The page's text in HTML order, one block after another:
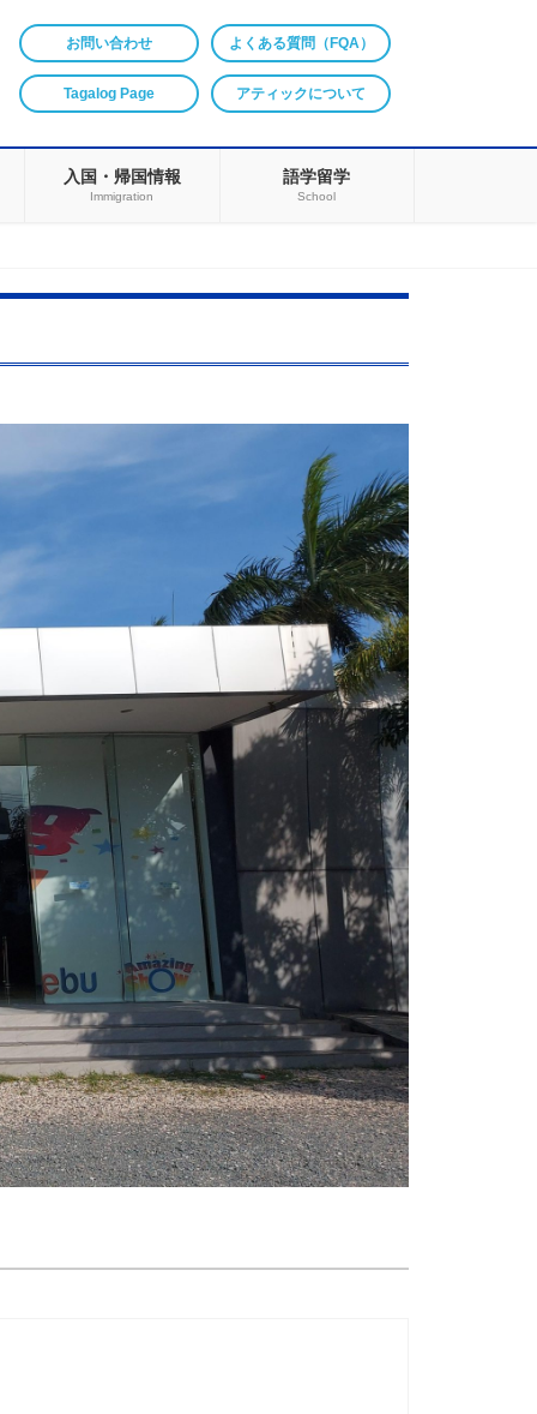
お問い合わせ よくある質問（FQA）
Tagalog Page アティックについて
入国・帰国情報
Immigration
語学留学
School